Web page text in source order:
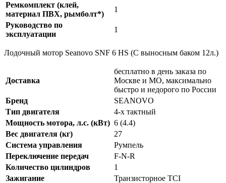
Ремкомплект (клей,
материал ПВХ, рымболт*)
1
Руководство по
эксплуатации
1
Лодочный мотор Seanovo SNF 6 HS (С выносным баком 12л.)
Доставка
бесплатно в день заказа по
Москве и МО, максимально
быстро и недорого по России
Бренд
SEANOVO
Тип двигателя
4-x тактный
Мощность мотора, л.с. (кВт) 6 (4.4)
Вес двигателя (кг)
27
Система управления
Румпель
Переключение передач
F-N-R
Количество цилиндров
1
Зажигание
Транзисторное TCI